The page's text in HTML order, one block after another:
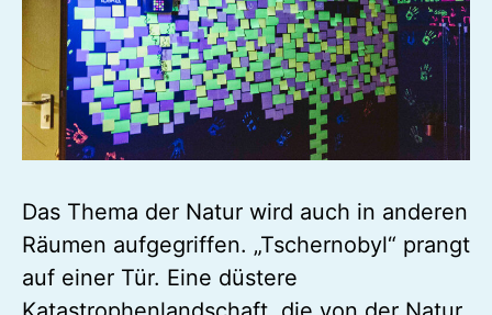
Das Thema der Natur wird auch in anderen
Räumen aufgegriffen. „Tschernobyl“ prangt
auf einer Tür. Eine düstere